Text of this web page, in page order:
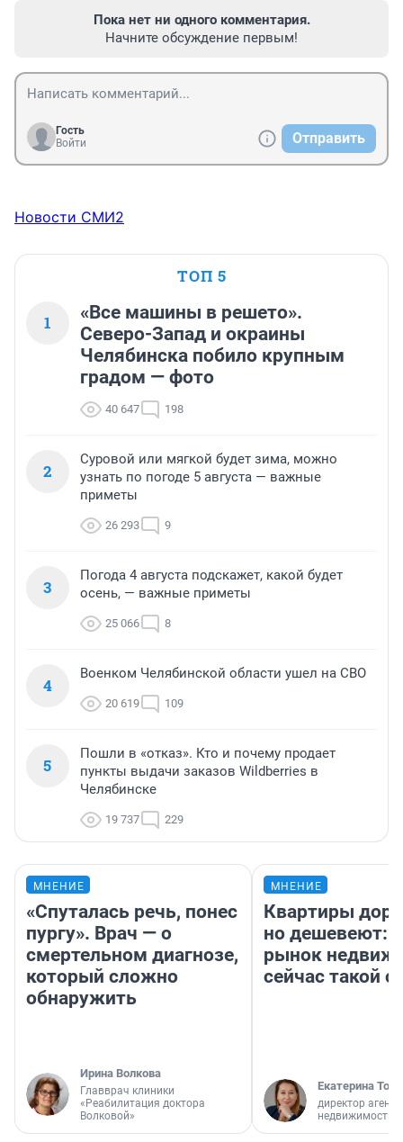
Пока нет ни одного комментария.
Начните обсуждение первым!
Гость
Войти
Отправить
Новости СМИ2
ТОП 5
1
«Все машины в решето».
Северо-Запад и окраины
Челябинска побило крупным
градом — фото
40 647 198
2
Суровой или мягкой будет зима, можно
узнать по погоде 5 августа — важные
приметы
26 293 9
3
Погода 4 августа подскажет, какой будет
осень, — важные приметы
25 066 8
4
Военком Челябинской области ушел на СВО
20 619 109
5
Пошли в «отказ». Кто и почему продает
пункты выдачи заказов Wildberries в
Челябинске
19 737 229
МНЕНИЕ
«Спуталась речь, понес
пургу». Врач — о
смертельном диагнозе,
который сложно
обнаружить
Ирина Волкова
Главврач клиники
«Реабилитация доктора
Волковой»
МНЕНИЕ
Квартиры
но дешевеют:
рынок
сейчас такой
Екатерина
директор
недвижимости